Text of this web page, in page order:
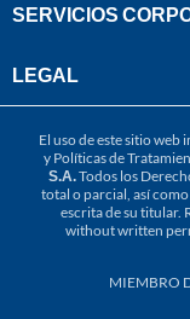
SERVICIOS
LEGAL
El uso de este sitio web
y Políticas de
S.A.Todos los
total o parcial, así
escrita de su titular.
without written
MIEMBRO